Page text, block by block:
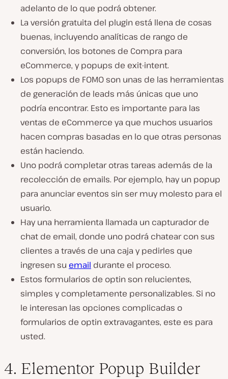
adelanto de lo que podrá obtener.
La versión gratuita del plugin está llena de cosas
buenas, incluyendo analíticas de rango de
conversión, los botones de Compra para
eCommerce, y popups de exit-intent.
Los popups de FOMO son unas de las herramientas
de generación de leads más únicas que uno
podría encontrar. Esto es importante para las
ventas de eCommerce ya que muchos usuarios
hacen compras basadas en lo que otras personas
están haciendo.
Uno podrá completar otras tareas además de la
recolección de emails. Por ejemplo, hay un popup
para anunciar eventos sin ser muy molesto para el
usuario.
Hay una herramienta llamada un capturador de
chat de email, donde uno podrá chatear con sus
clientes a través de una caja y pedirles que
ingresen su email durante el proceso.
Estos formularios de optin son relucientes,
simples y completamente personalizables. Si no
le interesan las opciones complicadas o
formularios de optin extravagantes, este es para
usted.
4. Elementor Popup Builder